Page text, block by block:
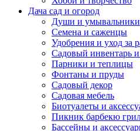
Дача сад и огород
Души и умывальники
Семена и саженцы
Удобрения и уход за
Садовый инвентарь
Парники и теплицы
Фонтаны и пруды
Садовый декор
Садовая мебель
Биотуалеты и
Пикник барбекю
Бассейны и